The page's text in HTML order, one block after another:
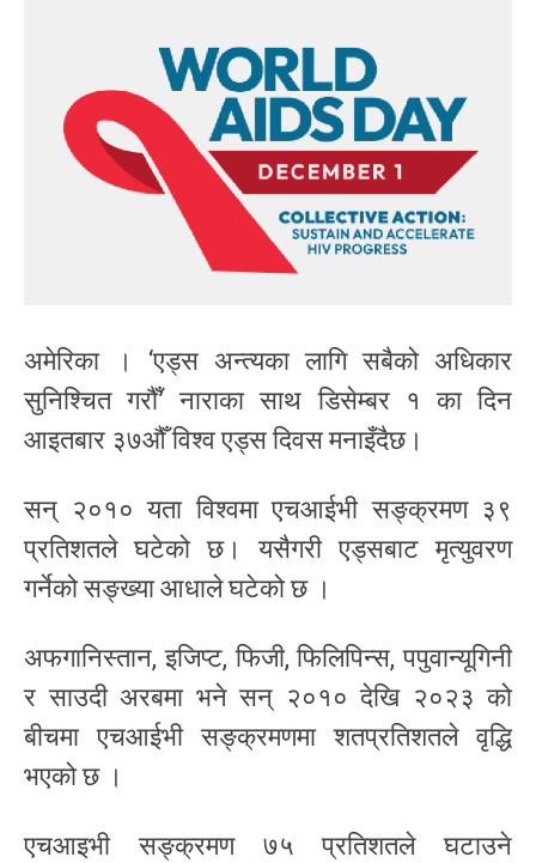
अमेरिका । ‘एड्स अन्त्यका लागि सबैको अधिकार
सुनिश्चित गरौँ’ नाराका साथ डिसेम्बर १ का दिन
आइतबार ३७औँ विश्व एड्स दिवस मनाइँदैछ।
सन् २०१० यता विश्वमा एचआईभी सङ्क्रमण ३९
प्रतिशतले घटेको छ। यसैगरी एड्सबाट मृत्युवरण
गर्नेको सङ्ख्या आधाले घटेको छ ।
अफगानिस्तान, इजिप्ट, फिजी, फिलिपिन्स, पपुवान्यूगिनी
र साउदी अरबमा भने सन् २०१० देखि २०२३ को
बीचमा एचआईभी सङ्क्रमणमा शतप्रतिशतले वृद्धि
भएको छ ।
एचआइभी सङ्क्रमण ७५ प्रतिशतले घटाउने